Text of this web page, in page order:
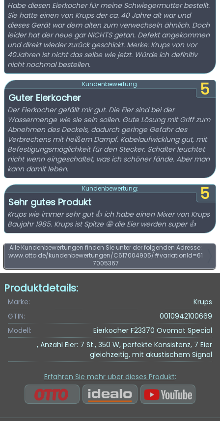
Habe diesen Eierkocher für meine Schwiegermutter bestellt.
Sie hatte einen von Krups der ca. 40 Jahre alt war und
dieses Gerät war dem alten zum verwechseln ähnlich. Doch
leider hat der neue gar NICHTS getan. Defekt angekommen
und direkt wieder zurück geschickt. Merke: Krups von vor
40Jahren ist nicht das selbe wie jetzt. Würde ich definitiv
nicht nochmal bestellen.
5
Kundenbewertung:
Guter Eierkocher
Der Eierkocher gefällt mir gut. Die Eier sind bei der
Wassermenge wie sie sein sollen. Gute Lösung mit Griff zum
Abnehmen des Deckels, dadurch geringe Gefahr des
Verbrechens mit heißem Dampf. Kabelaufwicklung gut, mit
Befestigungsmöglichkeit für den Stecker. Schalter leuchtet
nicht wenn eingeschaltet, was ich schöner fände. Aber man
kann damit leben.
5
Kundenbewertung:
Sehr gutes Produkt
Krups wie immer sehr gut 👍 ich habe einen Mixer von Krups
Baujahr 1985. Krups ist Spitze 🤩 die Eier werden super 👍
Alle Kundenbewertungen finden Sie unter der folgenden Adresse:
www.otto.de/kundenbewertungen/C617004905/#variationId=61
7005367
Produktdetails:
Marke:
Krups
GTIN:
0010942100669
Modell:
Eierkocher F23370 Ovomat Special
, Anzahl Eier: 7 St., 350 W, perfekte Konsistenz, 7 Eier
gleichzeitig, mit akustischem Signal
Erfahren Sie mehr über dieses Produkt: